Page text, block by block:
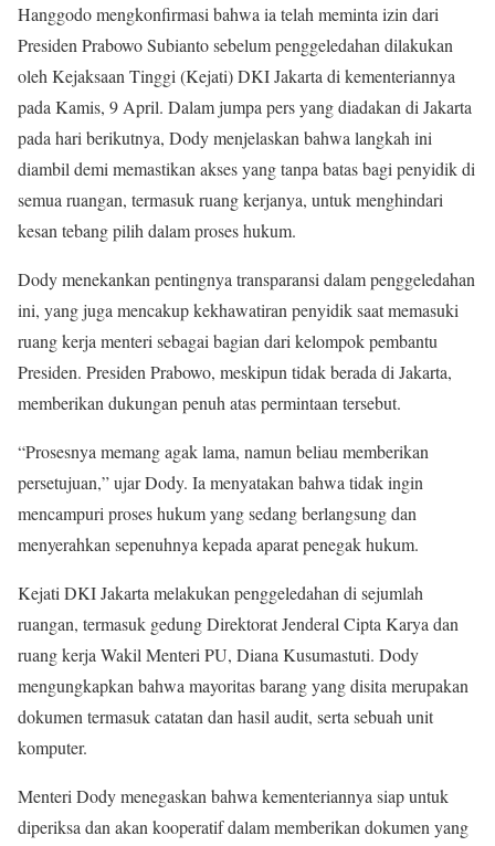
Hanggodo mengkonfirmasi bahwa ia telah meminta izin dari
Presiden Prabowo Subianto sebelum penggeledahan dilakukan
oleh Kejaksaan Tinggi (Kejati) DKI Jakarta di kementeriannya
pada Kamis, 9 April. Dalam jumpa pers yang diadakan di Jakarta
pada hari berikutnya, Dody menjelaskan bahwa langkah ini
diambil demi memastikan akses yang tanpa batas bagi penyidik di
semua ruangan, termasuk ruang kerjanya, untuk menghindari
kesan tebang pilih dalam proses hukum.
Dody menekankan pentingnya transparansi dalam penggeledahan
ini, yang juga mencakup kekhawatiran penyidik saat memasuki
ruang kerja menteri sebagai bagian dari kelompok pembantu
Presiden. Presiden Prabowo, meskipun tidak berada di Jakarta,
memberikan dukungan penuh atas permintaan tersebut.
“Prosesnya memang agak lama, namun beliau memberikan
persetujuan,” ujar Dody. Ia menyatakan bahwa tidak ingin
mencampuri proses hukum yang sedang berlangsung dan
menyerahkan sepenuhnya kepada aparat penegak hukum.
Kejati DKI Jakarta melakukan penggeledahan di sejumlah
ruangan, termasuk gedung Direktorat Jenderal Cipta Karya dan
ruang kerja Wakil Menteri PU, Diana Kusumastuti. Dody
mengungkapkan bahwa mayoritas barang yang disita merupakan
dokumen termasuk catatan dan hasil audit, serta sebuah unit
komputer.
Menteri Dody menegaskan bahwa kementeriannya siap untuk
diperiksa dan akan kooperatif dalam memberikan dokumen yang